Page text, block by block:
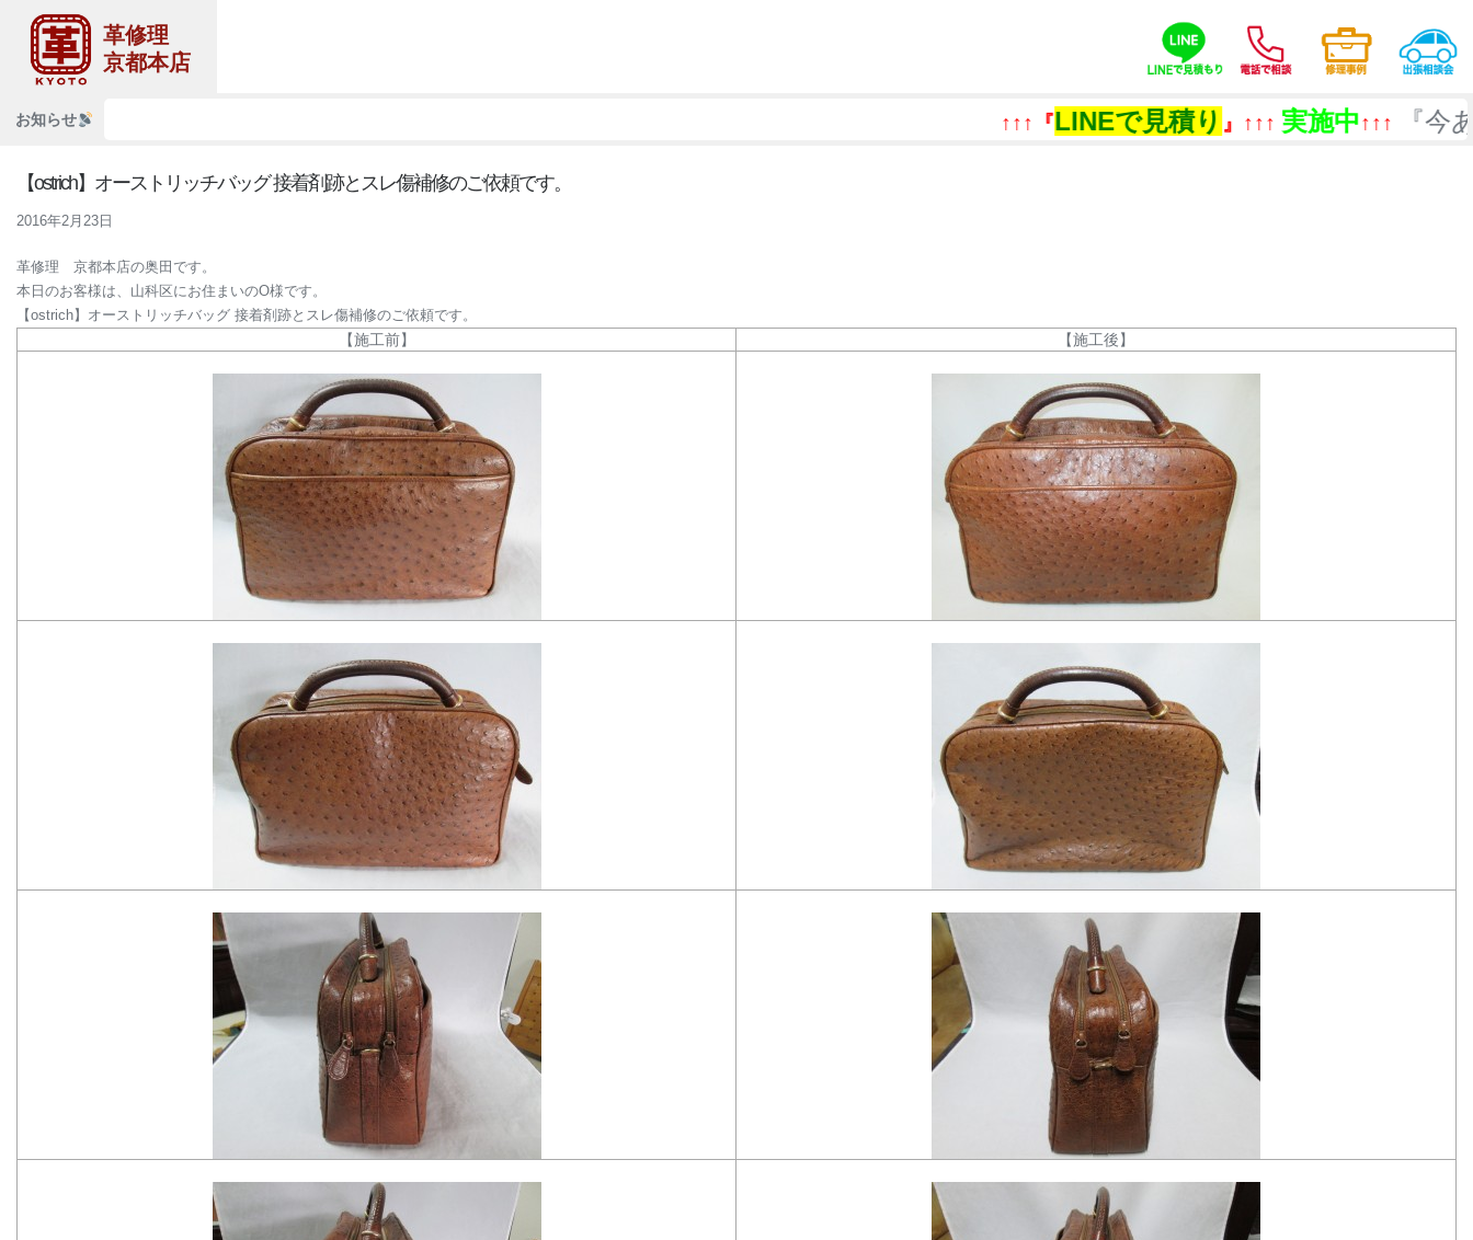
革修理
京都本店
お知らせ LINEで見積り』↑↑↑実施中 ↑↑↑『今あるものを
【ostrich】オーストリッチバッグ 接着剤跡とスレ傷補修のご依頼です。
2016年2月23日
革修理 京都本店の奥田です。
本日のお客様は、山科区にお住まいのO様です。
【ostrich】オーストリッチバッグ 接着剤跡とスレ傷補修のご依頼です。
【施工前】 【施工後】